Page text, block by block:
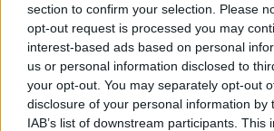
section to confirm your selection. Please
opt-out request is processed you may
interest-based ads based on personal
us or personal information disclosed to
your opt-out. You may separately opt-out
disclosure of your personal information by
IAB’s list of downstream participants. This
en este país que apuesta por la
aseguró que hay una mayoría social
ricos paguen impuestos, que saben que
acabar con la corrupción es